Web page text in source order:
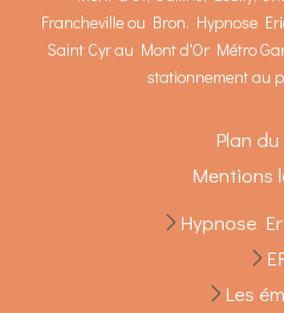
Francheville ou Bron. Hypnose
Saint Cyr au Mont d'Or Métro
stationnement au
Plan
Mentions
Hypnose
Les